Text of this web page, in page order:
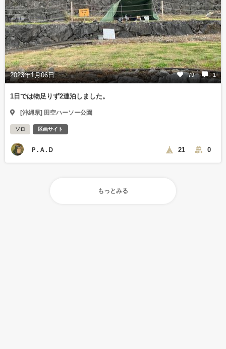
2023年1月06日 79 1
1日では物足りず2連泊しました。
[沖縄県] 田空ハーソー公園
ソロ 区画サイト
Ｐ.Ａ.Ｄ 21 0
もっとみる